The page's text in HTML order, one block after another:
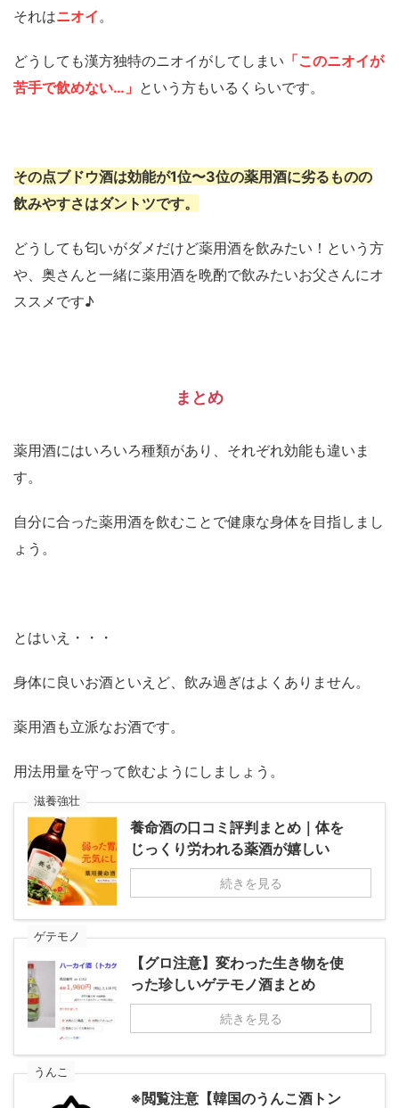
それはニオイ 。
どうしても漢方独特のニオイがしてしまい 「このニオイが
苦手で飲めない…」 という方もいるくらいです。
その点ブドウ酒は効能が1位〜3位の薬用酒に劣るものの
飲みやすさはダントツです。
どうしても匂いがダメだけど薬用酒を飲みたい！という方
や、奥さんと一緒に薬用酒を晩酌で飲みたいお父さんにオ
ススメです♪
まとめ
薬用酒にはいろいろ種類があり、それぞれ効能も違いま
す。
自分に合った薬用酒を飲むことで健康な身体を目指しまし
ょう。
とはいえ・・・
身体に良いお酒といえど、飲み過ぎはよくありません。
薬用酒も立派なお酒です。
用法用量を守って飲むようにしましょう。
滋養強壮
養命酒の口コミ評判まとめ｜体を
じっくり労われる薬酒が嬉しい
続きを見る
ゲテモノ
【グロ注意】変わった生き物を使
った珍しいゲテモノ酒まとめ
続きを見る
うんこ
※閲覧注意【韓国のうんこ酒トン